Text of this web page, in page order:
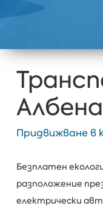
Албена
Придвижване в
Безплатен
разположение
електрически